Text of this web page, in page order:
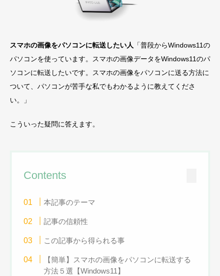
スマホの画像をパソコンに転送したい人 「普段からWindows11の
パソコンを使っています。スマホの画像データをWindows11のパ
ソコンに転送したいです。スマホの画像をパソコンに送る方法に
ついて、パソコンが苦手な私でもわかるように教えてくださ
い。」
こういった疑問に答えます。
Contents
本記事のテーマ
記事の信頼性
この記事から得られる事
【簡単】スマホの画像をパソコンに転送する
方法５選【Windows11】